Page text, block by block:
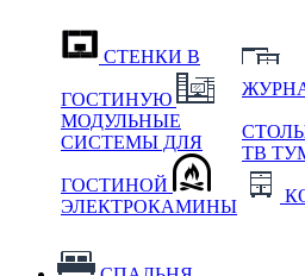
СТЕНКИ В
ГОСТИНУЮ
МОДУЛЬНЫЕ
СИСТЕМЫ ДЛЯ
ГОСТИНОЙ
ЭЛЕКТРОКАМИНЫ
ТВ